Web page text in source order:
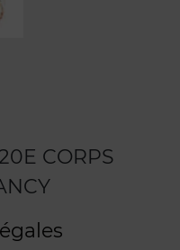
CORPS